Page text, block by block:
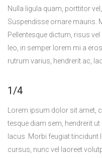
Nulla ligula quam, porttitor
Suspendisse ornare mauris.
Pellentesque dictum, risus
leo, in semper lorem mi a
rutrum varius, hendrerit ac,
1/4
Lorem ipsum dolor sit amet,
tesque diam sem, hendrerit
lacus. Morbi feugiat tincidunt
cursus, nunc vel laoreet